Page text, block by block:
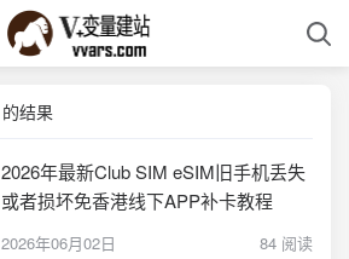
的结果
2026年最新Club SIM eSIM旧手机丢失
或者损坏免香港线下APP补卡教程
2026年06月02日 84 阅读